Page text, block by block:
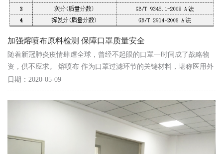
加强熔喷布原料检测 保障口罩质量安全
随着新冠肺炎疫情肆虐全球，曾经不起眼的口罩一时间成了战略物
资，供不应求。 熔喷布 作为口罩过滤环节的关键材料，堪称医用外
科口罩和N95口罩的心脏，价格随着口罩市场的火爆...
日期：2020-05-09